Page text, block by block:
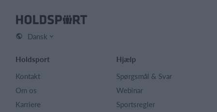
Dansk
Holdsport
Kontakt
Om os
Karriere
Hjælp
Spørgsmål & Svar
Webinar
Sportsregler